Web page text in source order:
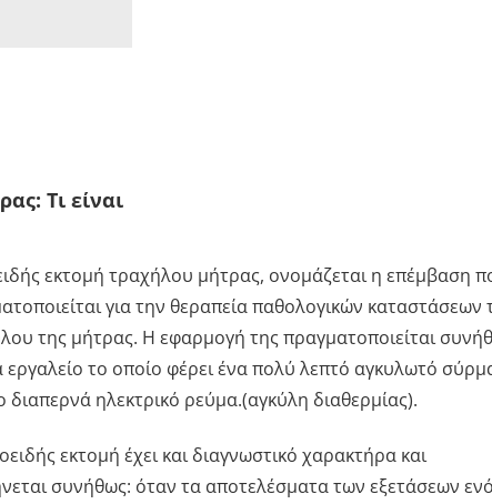
Τι είναι
εκτομή τραχήλου μήτρας, ονομάζεται η επέμβαση
για την θεραπεία παθολογικών καταστάσεων
της μήτρας. Η εφαρμογή της πραγματοποιείται
εργαλείο το οποίο φέρει ένα πολύ λεπτό αγκυλωτό
διαπερνά ηλεκτρικό ρεύμα.(αγκύλη διαθερμίας).
εκτομή έχει και διαγνωστικό χαρακτήρα και
συνήθως: όταν τα αποτελέσματα των εξετάσεων